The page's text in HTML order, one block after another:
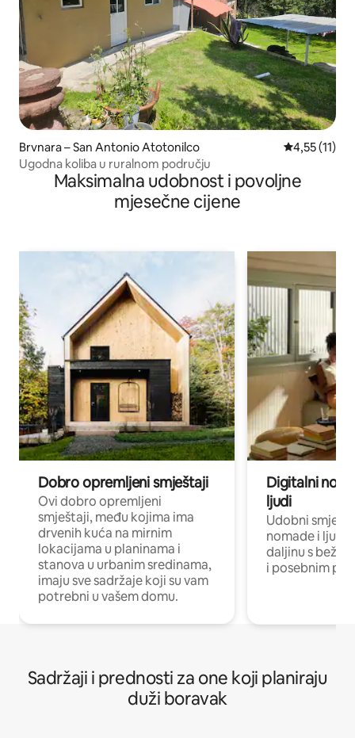
Brvnara – San Antonio Atotonilco Prosječna
4,55 (11)
Ugodna koliba u ruralnom području
Maksimalna udobnost i povoljne
mjesečne cijene
Dobro opremljeni smještaji
Ovi dobro opremljeni
smještaji, među kojima ima
drvenih kuća na mirnim
lokacijama u planinama i
stanova u urbanim sredinama,
imaju sve sadržaje koji su vam
potrebni u vašem domu.
Digitalni
ljudi
Udobni
nomade i ljude
daljinu s
i posebnim
Sadržaji i prednosti za one koji planiraju
duži boravak